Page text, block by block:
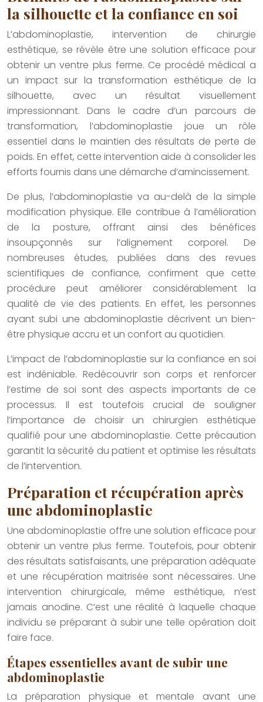
la silhouette et la confiance en soi
L’abdominoplastie, intervention de chirurgie
esthétique, se révèle être une solution efficace pour
obtenir un ventre plus ferme. Ce procédé médical a
un impact sur la transformation esthétique de la
silhouette, avec un résultat visuellement
impressionnant. Dans le cadre d’un parcours de
transformation, l’abdominoplastie joue un rôle
essentiel dans le maintien des résultats de perte de
poids. En effet, cette intervention aide à consolider les
efforts fournis dans une démarche d’amincissement.
De plus, l’abdominoplastie va au-delà de la simple
modification physique. Elle contribue à l’amélioration
de la posture, offrant ainsi des bénéfices
insoupçonnés sur l’alignement corporel. De
nombreuses études, publiées dans des revues
scientifiques de confiance, confirment que cette
procédure peut améliorer considérablement la
qualité de vie des patients. En effet, les personnes
ayant subi une abdominoplastie décrivent un bien-
être physique accru et un confort au quotidien.
L’impact de l’abdominoplastie sur la confiance en soi
est indéniable. Redécouvrir son corps et renforcer
l’estime de soi sont des aspects importants de ce
processus. Il est toutefois crucial de souligner
l’importance de choisir un chirurgien esthétique
qualifié pour une abdominoplastie. Cette précaution
garantit la sécurité du patient et optimise les résultats
de l’intervention.
Préparation et récupération après
une abdominoplastie
Une abdominoplastie offre une solution efficace pour
obtenir un ventre plus ferme. Toutefois, pour obtenir
des résultats satisfaisants, une préparation adéquate
et une récupération maitrisée sont nécessaires. Une
intervention chirurgicale, même esthétique, n’est
jamais anodine. C’est une réalité à laquelle chaque
individu se préparant à subir une telle opération doit
faire face.
Étapes essentielles avant de subir une
abdominoplastie
La préparation physique et mentale avant une